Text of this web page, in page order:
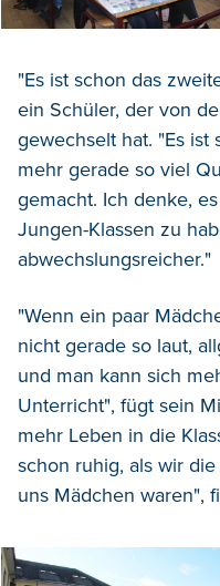
"Es ist schon das
ein Schüler, der von
gewechselt hat. "Es ist
mehr gerade so viel
gemacht. Ich denke,
Jungen-Klassen zu
abwechslungsreicher."
"Wenn ein paar
nicht gerade so laut,
und man kann sich
Unterricht", fügt sein
mehr Leben in die
schon ruhig, als wir
uns Mädchen waren",